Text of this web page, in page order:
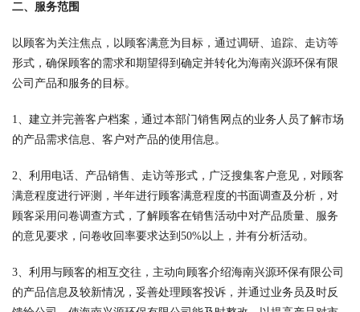
二、服务范围
以顾客为关注焦点，以顾客满意为目标，通过调研、追踪、走访等
形式，确保顾客的需求和期望得到确定并转化为海南兴源环保有限
公司产品和服务的目标。
1、建立并完善客户档案，通过本部门销售网点的业务人员了解市场
的产品需求信息、客户对产品的使用信息。
2、利用电话、产品销售、走访等形式，广泛搜集客户意见，对顾客
满意程度进行评测，半年进行顾客满意程度的书面调查及分析，对
顾客采用问卷调查方式，了解顾客在销售活动中对产品质量、服务
的意见要求，问卷收回率要求达到50%以上，并有分析活动。
3、利用与顾客的相互交往，主动向顾客介绍海南兴源环保有限公司
的产品信息及较新情况，妥善处理顾客投诉，并通过业务员及时反